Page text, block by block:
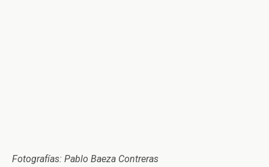
Fotografías: Pablo Baeza Contreras